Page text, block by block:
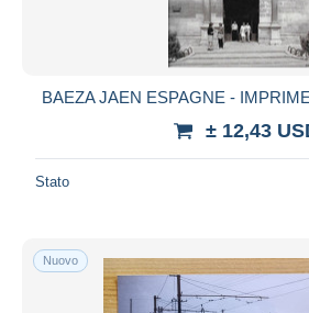
BAEZA JAEN ESPAGNE -
± 12,43
Stato
Nuovo